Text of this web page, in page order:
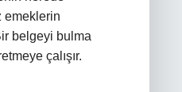
emeklerin
belgeyi bulma
çalışır.